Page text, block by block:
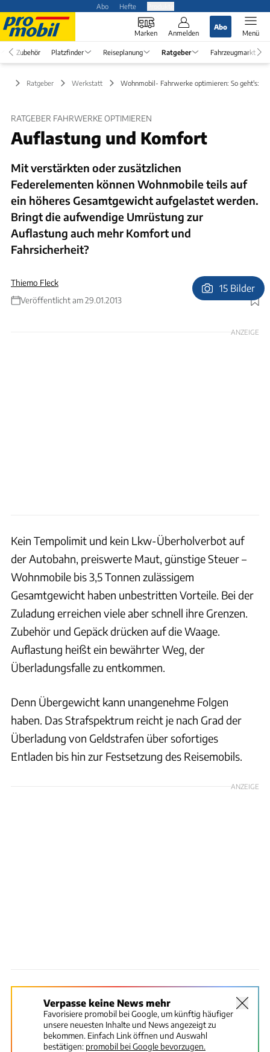
Abo Hefte
Marken Anmelden
Abo
Menü
Zubehör Platzfinder Reiseplanung Ratgeber Fahrzeugmarkt
Ratgeber Werkstatt Wohnmobil- Fahrwerke optimieren: So geht's:
RATGEBER FAHRWERKE OPTIMIEREN
Auflastung und Komfort
Mit verstärkten oder zusätzlichen
Federelementen können Wohnmobile teils auf
ein höheres Gesamtgewicht aufgelastet werden.
Bringt die aufwendige Umrüstung zur
Auflastung auch mehr Komfort und
Fahrsicherheit?
Thiemo Fleck
Veröffentlicht am 29.01.2013
Foto: Thiemo Fleck
15 Bilder
ANZEIGE
Kein Tempolimit und kein Lkw-Überholverbot auf
der Autobahn, preiswerte Maut, günstige Steuer –
Wohnmobile bis 3,5 Tonnen zulässigem
Gesamtgewicht haben unbestritten Vorteile. Bei der
Zuladung erreichen viele aber schnell ihre Grenzen.
Zubehör und Gepäck drücken auf die Waage.
Auflastung heißt ein bewährter Weg, der
Überladungsfalle zu entkommen.
Denn Übergewicht kann unangenehme Folgen
haben. Das Strafspektrum reicht je nach Grad der
Überladung von Geldstrafen über sofortiges
Entladen bis hin zur Festsetzung des Reisemobils.
ANZEIGE
Verpasse keine News mehr
Favorisiere promobil bei Google, um künftig häufiger
unsere neuesten Inhalte und News angezeigt zu
bekommen. Einfach Link öffnen und Auswahl
bestätigen: promobil bei Google bevorzugen.